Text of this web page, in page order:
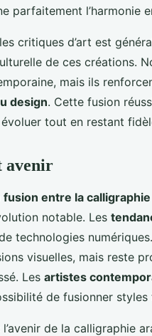
parfaitement l’harmonie
critiques d’art est
de ces créations.
mais ils
design. Cette fusion
tout en restant
avenir
fusion entre la
notable. Les
technologies
visuelles, mais reste
Les artistes
de fusionner
de la calligraphie